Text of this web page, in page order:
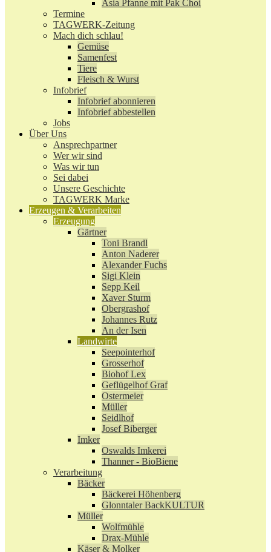
Asia Pfanne mit Pak Choi
Termine
TAGWERK-Zeitung
Mach dich schlau!
Gemüse
Samenfest
Tiere
Fleisch & Wurst
Infobrief
Infobrief abonnieren
Infobrief abbestellen
Jobs
Über Uns
Ansprechpartner
Wer wir sind
Was wir tun
Sei dabei
Unsere Geschichte
TAGWERK Marke
Erzeugen & Verarbeiten
Erzeugung
Gärtner
Toni Brandl
Anton Naderer
Alexander Fuchs
Sigi Klein
Sepp Keil
Xaver Sturm
Obergrashof
Johannes Rutz
An der Isen
Landwirte
Seepointerhof
Grosserhof
Biohof Lex
Geflügelhof Graf
Ostermeier
Müller
Seidlhof
Josef Biberger
Imker
Oswalds Imkerei
Thanner - BioBiene
Verarbeitung
Bäcker
Bäckerei Höhenberg
Glonntaler BackKULTUR
Müller
Wolfmühle
Drax-Mühle
Käser & Molker